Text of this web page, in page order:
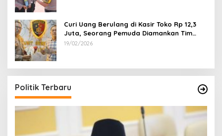
Curi Uang Berulang di Kasir Toko Rp 12,3
Juta, Seorang Pemuda Diamankan Tim
Reskrim Polsek Lenteng Sumenep
19/02/2026
Politik Terbaru